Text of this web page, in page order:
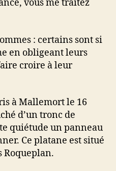
vous me traitez
: certains sont si
en obligeant leurs
croire à leur
à Mallemort le 16
d’un tronc de
quiétude un panneau
Ce platane est situé
Roqueplan.